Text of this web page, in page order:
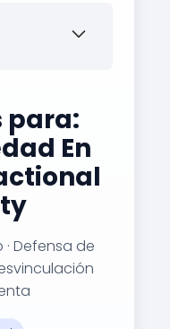
para:
En
Defensa de